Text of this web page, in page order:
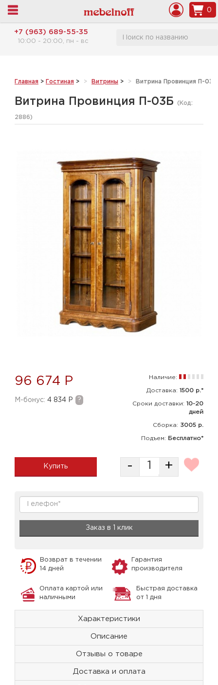
0
+7 (963) 689-55-35
10:00 - 20:00, пн - вс
Главная > Гостиная > Витрины > Витрина Провинция П-03Б
Витрина Провинция П-03Б (Код:
2886)
96 674 Р
M-бонус: 4 834 Р ?
Наличие:
Доставка: 1500 р.*
Сроки доставки: 10-20
дней
Сборка: 3005 р.
Подъем: Бесплатно*
Купить - +
Заказ в 1 клик
Возврат в течении
14 дней
Гарантия
производителя
Оплата картой или
наличными
Быстрая доставка
от 1 дня
Характеристики
Описание
Отзывы о товаре
Доставка и оплата